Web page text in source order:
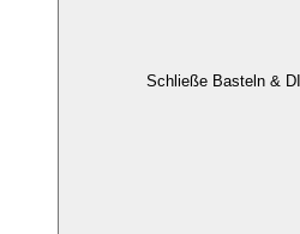
Schließe Basteln &